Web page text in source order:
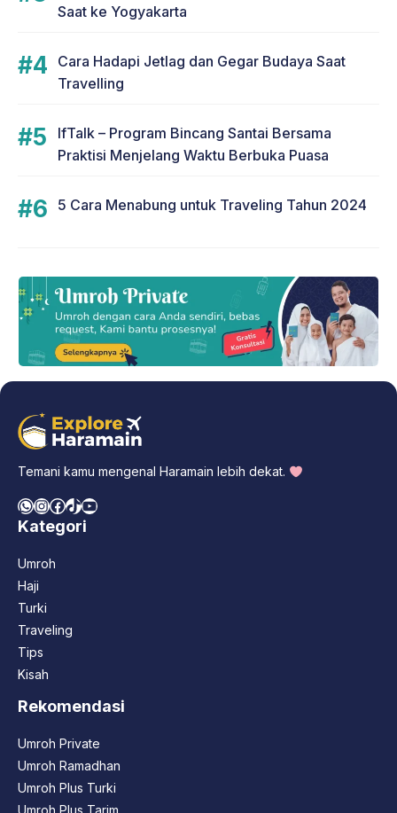
Saat ke Yogyakarta
Cara Hadapi Jetlag dan Gegar Budaya Saat
Travelling
IfTalk – Program Bincang Santai Bersama
Praktisi Menjelang Waktu Berbuka Puasa
5 Cara Menabung untuk Traveling Tahun 2024
Temani kamu mengenal Haramain lebih dekat.
WhatsApp
Instagram
Facebook
TikTok
YouTube
Kategori
Umroh
Haji
Turki
Traveling
Tips
Kisah
Rekomendasi
Umroh Private
Umroh Ramadhan
Umroh Plus Turki